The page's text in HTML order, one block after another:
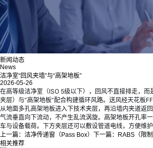
新闻动态
News
​洁净室“回风夹墙”与“高架地板”
2026-05-26
在高等级洁净室（ISO 5级以下），回风不直接排走，而
夹层）与“高架地板”配合构建循环风路。送风经天花板
从地面多孔高架地板进入下技术夹层，再沿墙内夹道返
气流垂直向下流动，不产生乱流涡旋。高架地板开孔率
车与设备载荷。下方夹层还可以敷设管道电线，方便维护
上一篇： 洁净传递窗（Pass Box） 下一篇：
RABS（限
相关推荐